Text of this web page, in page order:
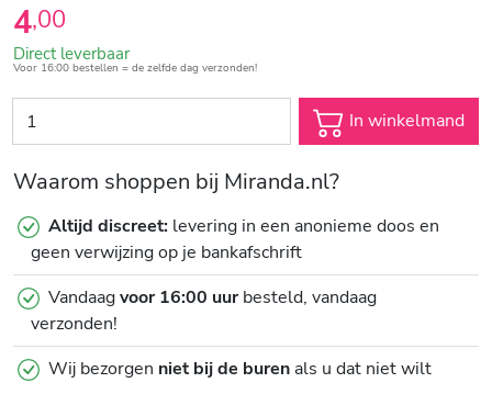
4,00
Direct leverbaar
Voor 16:00 bestellen = de zelfde dag verzonden!
In winkelmand
Waarom shoppen bij Miranda.nl?
Altijd discreet: levering in een anonieme doos en
geen verwijzing op je bankafschrift
Vandaagvoor 16:00 uurbesteld, vandaag
verzonden!
Wij bezorgen niet bij de burenals u dat niet wilt